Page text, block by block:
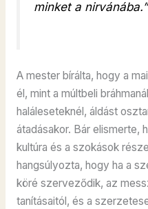
minket a nirvánába.”
A mester bírálta, hogy a
él, mint a múltbeli
haláleseteknél, áldást
átadásakor. Bár elismerte,
kultúra és a szokások
hangsúlyozta, hogy ha a
köré szerveződik, az
tanításaitól, és a